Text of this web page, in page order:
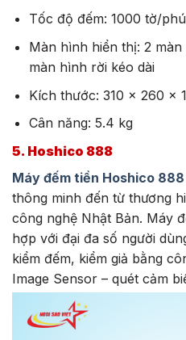
Tốc độ đếm: 1000 tờ/
Màn hình hiển thị: 2
màn hình rời kéo dài
Kích thước: 310 x 260 x
Cân năng: 5.4 kg
5. Hoshico 888
Máy đếm tiền Hoshico 888
thông minh đến từ thương
công nghệ Nhật Bản. Máy
hợp với đại đa số người
kiểm đếm, kiểm giả bằng
Image Sensor – quét cảm